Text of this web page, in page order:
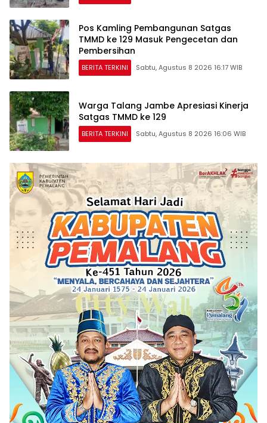
Pos Kamling Pembangunan Satgas
TMMD ke 129 Masuk Pengecetan dan
Pembersihan
BERITA TERKINI Sabtu, Agustus 8 2026 16:17 WIB
Warga Talang Jambe Apresiasi Kinerja
Satgas TMMD ke 129
BERITA TERKINI Sabtu, Agustus 8 2026 16:06 WIB